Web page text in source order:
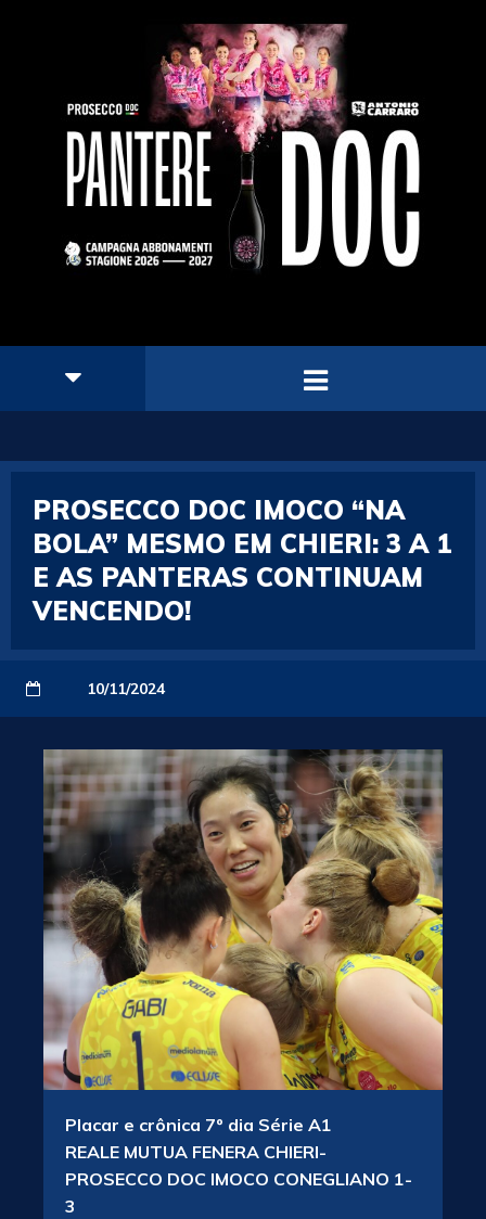
PROSECCO DOC IMOCO “NA
BOLA” MESMO EM CHIERI: 3 A 1
E AS PANTERAS CONTINUAM
VENCENDO!
10/11/2024
Placar e crônica 7º dia Série A1
REALE MUTUA FENERA CHIERI-
PROSECCO DOC IMOCO CONEGLIANO 1-
3